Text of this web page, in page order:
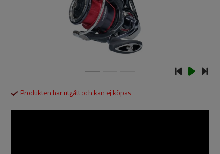
Produkten har utgått och kan ej köpas